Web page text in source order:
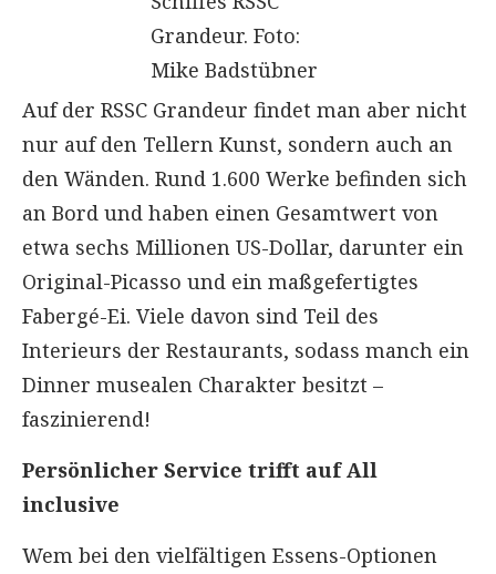
Grandeur. Foto:
Mike Badstübner
Auf der RSSC Grandeur findet man aber nicht
nur auf den Tellern Kunst, sondern auch an
den Wänden. Rund 1.600 Werke befinden sich
an Bord und haben einen Gesamtwert von
etwa sechs Millionen US-Dollar, darunter ein
Original-Picasso und ein maßgefertigtes
Fabergé-Ei. Viele davon sind Teil des
Interieurs der Restaurants, sodass manch ein
Dinner musealen Charakter besitzt –
faszinierend!
Persönlicher Service trifft auf All
inclusive
Wem bei den vielfältigen Essens-Optionen